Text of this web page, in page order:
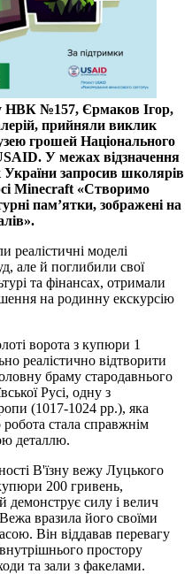
НВК №157, Єрмаков Ігор,
прийняли виклик
грошей Національного
У межах відзначення
запросив школярів
Minecraft «Створимо
пам’ятки, зображені на
реалістичні моделі
але й поглибили свої
та фінансах, отримали
на родинну екскурсію
ворота з купюри 1
реалістично відтворити
браму стародавнього
Русі, одну з
(1017-1024 рр.), яка
стала справжнім
деталлю.
В'їзну вежу Луцького
200 гривень,
демонструє силу і велич
вразила його своїми
Він віддавав перевагу
внутрішнього простору
та зали з факелами.